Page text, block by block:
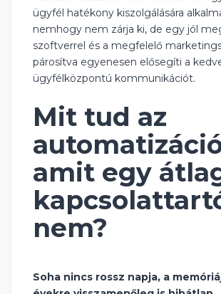
ügyfél hatékony kiszolgálására
nemhogy nem zárja ki, de egy jól
szoftverrel és a megfelelő
párosítva egyenesen elősegíti a
ügyfélközpontú kommunikációt.
Mit tud az
amit egy
nem?
Soha nincs rossz napja, a